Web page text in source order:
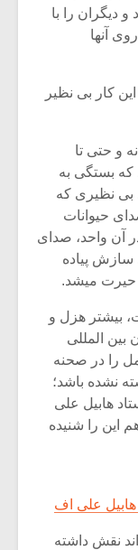
دیگران را با
آنها
کار بی نظیر
و حتی تا
که بستگی به
بی نظیری که
حیوانات
آن واحد، صدای
پیاده
حیرت میشد.
بیشتر هزل و
بین المللی
را در صحنه
نشده باشد؛
هابیل علی
این را شنیده
هابیل علی اف
نقش داشته
موریس ژار
موسیقی